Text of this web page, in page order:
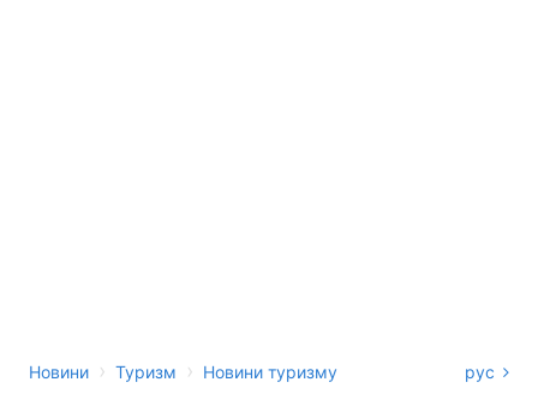
Новини › Туризм › Новини туризму рус